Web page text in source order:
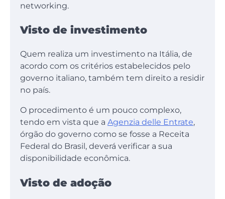
networking.
Visto de investimento
Quem realiza um investimento na Itália, de
acordo com os critérios estabelecidos pelo
governo italiano, também tem direito a residir
no país.
O procedimento é um pouco complexo,
tendo em vista que a Agenzia delle Entrate,
órgão do governo como se fosse a Receita
Federal do Brasil, deverá verificar a sua
disponibilidade econômica.
Visto de adoção